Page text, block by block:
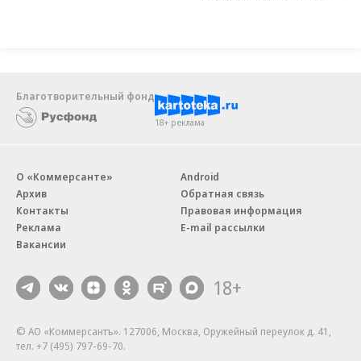
Благотворительный фонд
18+ реклама
О «Коммерсанте»
Архив
Контакты
Реклама
Вакансии
Android
Обратная связь
Правовая информация
E-mail рассылки
18+
© АО «Коммерсантъ». 127006, Москва, Оружейный переулок д. 41,
тел. +7 (495) 797-69-70.